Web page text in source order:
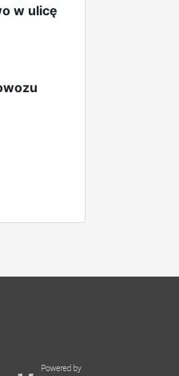
w ulicę